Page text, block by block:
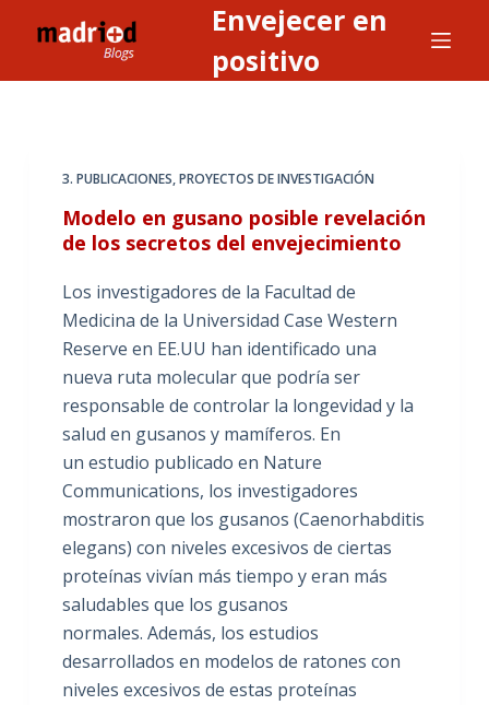
l
Envejecer en
positivo
3. PUBLICACIONES,PROYECTOS DE INVESTIGACIÓN
Modelo en gusano posible revelación
de los secretos del envejecimiento
Los investigadores de la Facultad de
Medicina de la Universidad Case Western
Reserve en EE.UU han identificado una
nueva ruta molecular que podría ser
responsable de controlar la longevidad y la
salud en gusanos y mamíferos. En
un estudio publicado en Nature
Communications, los investigadores
mostraron que los gusanos (Caenorhabditis
elegans) con niveles excesivos de ciertas
proteínas vivían más tiempo y eran más
saludables que los gusanos
normales. Además, los estudios
desarrollados en modelos de ratones con
niveles excesivos de estas proteínas